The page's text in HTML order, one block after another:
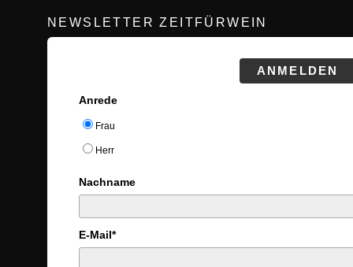
NEWSLETTER ZEITFÜRWEIN
ANMELDEN
Anrede
Frau
Herr
Nachname
E-Mail*